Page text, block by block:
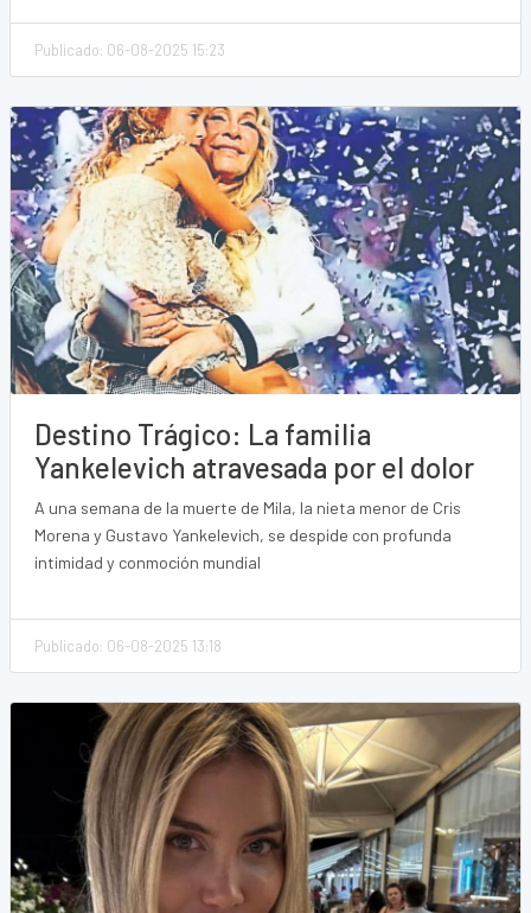
Publicado: 06-08-2025 15:23
Destino Trágico: La familia
Yankelevich atravesada por el dolor
A una semana de la muerte de Mila, la nieta menor de Cris
Morena y Gustavo Yankelevich, se despide con profunda
intimidad y conmoción mundial
Publicado: 06-08-2025 13:18